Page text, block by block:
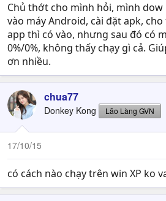
Chủ thớt cho mình hỏi, mình dow
vào máy Android, cài đặt apk,
app thì có vào, nhưng sau đó có
0%/0%, không thấy chạy gì cả.
ơn nhiều.
chua77
Donkey Kong Lão Làng GVN
17/10/15
có cách nào chạy trên win XP ko